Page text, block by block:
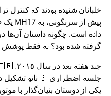
خلبانان شنیده بودند که کنترل
پیش از سرنگونی، به MH17 یک
داده است. چگونه داستان آن‌ها
گرفته شده بود؟ نه فقط پوشش
جلسه اضطراری 🚩 ناتو تشکیل
یکی از دوستان بنیان‌گذار با